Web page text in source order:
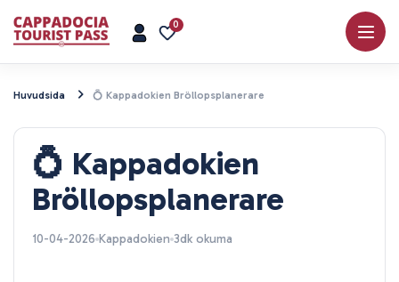
0
Huvudsida 💍 Kappadokien Bröllopsplanerare
💍 Kappadokien
Bröllopsplanerare
10-04-2026 Kappadokien 3dk okuma